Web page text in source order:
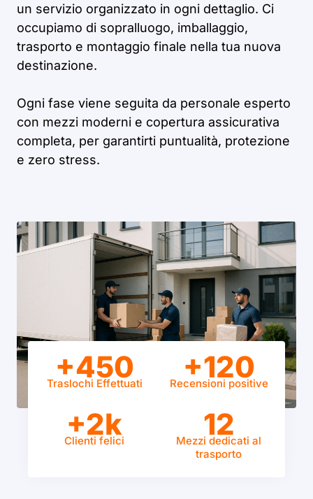
un servizio organizzato in ogni dettaglio. Ci
occupiamo di sopralluogo, imballaggio,
trasporto e montaggio finale nella tua nuova
destinazione.
Ogni fase viene seguita da personale esperto
con mezzi moderni e copertura assicurativa
completa, per garantirti puntualità, protezione
e zero stress.
+450
Traslochi Effettuati +120
Recensioni positive
+2k
Clienti felici 12
Mezzi dedicati al
trasporto